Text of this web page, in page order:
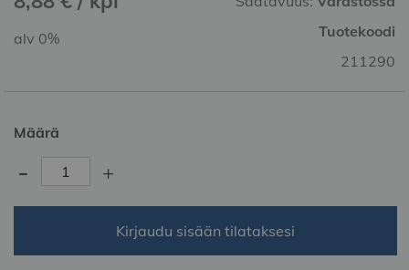
Tuotekoodi
211290
alv 0%
Määrä
- +
Kirjaudu sisään tilataksesi
beginning
of
gallery